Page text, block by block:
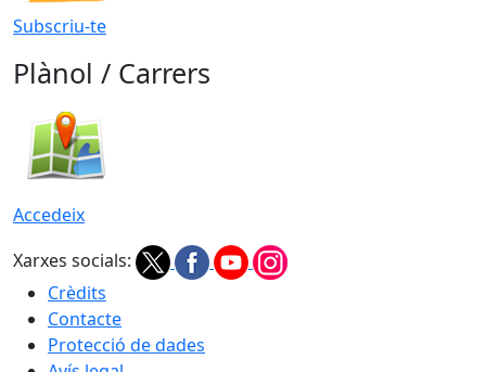
Subscriu-te
Plànol / Carrers
Accedeix
Xarxes socials:
Crèdits
Contacte
Protecció de dades